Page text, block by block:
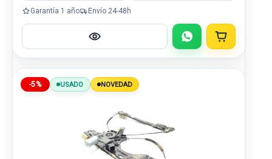
Garantía 1 año Envío 24-48h
-5% USADO NOVEDAD